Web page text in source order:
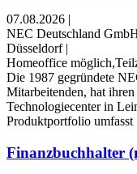
07.08.2026 |
NEC Deutschland
Düsseldorf |
Homeoffice
Die 1987 gegründete
Mitarbeitenden, hat
Technologiecenter in
Produktportfolio umfasst
Finanzbuchhalter